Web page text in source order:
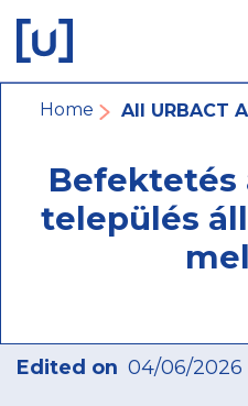
main
navigation
main
content
footer
navigation
Breadcrumb
Home All URBACT
Befektetés
település
Edited on 04/06/2026